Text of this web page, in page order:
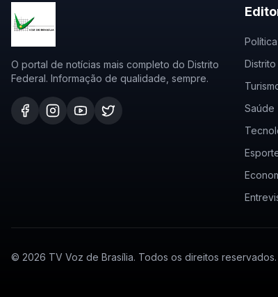
O portal de notícias mais completo do Distrito
Federal. Informação de qualidade, sempre.
Política
Saúde
© 2026 TV Voz de Brasília. Todos os direitos reservados.